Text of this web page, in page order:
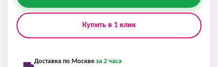
Купить в 1 клик
Доставка по Москве за 2 часа